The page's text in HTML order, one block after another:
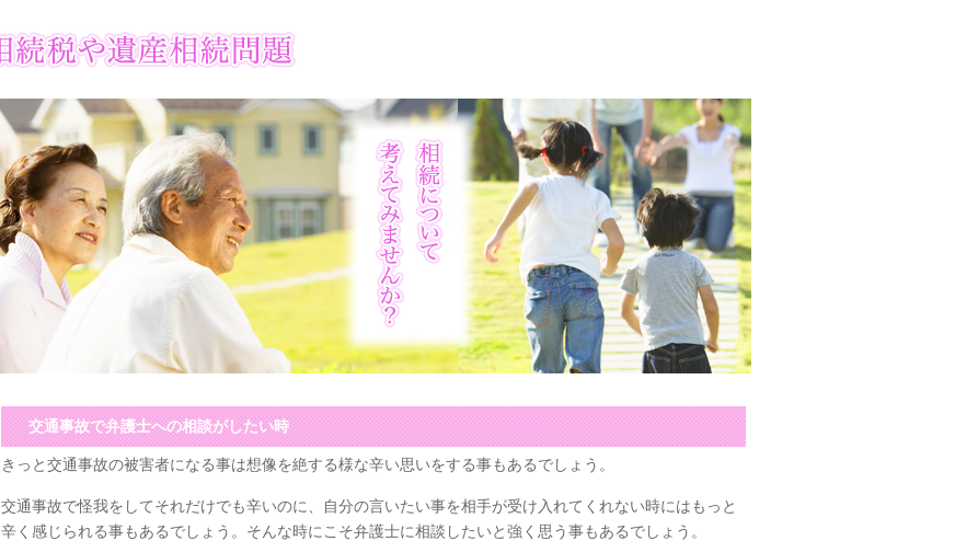
交通事故で弁護士への相談がしたい時
きっと交通事故の被害者になる事は想像を絶する様な辛い思いをする事もあるでしょう。
交通事故で怪我をしてそれだけでも辛いのに、自分の言いたい事を相手が受け入れてくれない時にはもっと
辛く感じられる事もあるでしょう。そんな時にこそ弁護士に相談したいと強く思う事もあるでしょう。